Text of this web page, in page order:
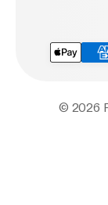
© 2026